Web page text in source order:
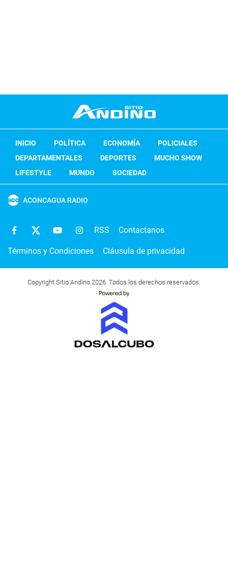
INICIO POLÍTICA ECONOMÍA
POLICIALES
DEPARTAMENTALES
DEPORTES
MUCHO SHOW
LIFESTYLE
MUNDO SOCIEDAD
ACONCAGUA RADIO
RSS Contactanos
Términos y Condiciones Cláusula de privacidad
Copyright Sitio Andino 2026. Todos los derechos reservados.